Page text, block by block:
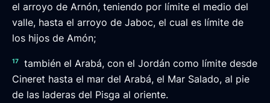
el arroyo de Arnón, teniendo por límite el medio del
valle, hasta el arroyo de Jaboc, el cual es límite de
los hijos de Amón;
17
también el Arabá, con el Jordán como límite desde
Cineret hasta el mar del Arabá, el Mar Salado, al pie
de las laderas del Pisga al oriente.